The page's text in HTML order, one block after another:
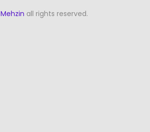
Mehzin all rights reserved.